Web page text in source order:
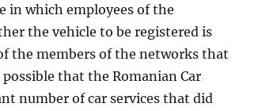
in which employees of the
the vehicle to be registered is
the members of the networks that
that the Romanian Car
number of car services that did